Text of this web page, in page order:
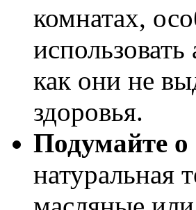
комнатах,
как они не
здоровья.
Подумайте
натуральная